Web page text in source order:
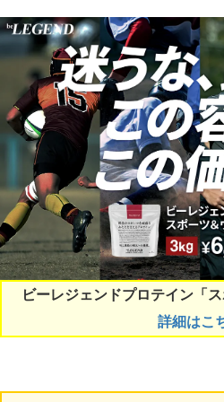
ビーレジェンドプロテイン「
詳細はこ